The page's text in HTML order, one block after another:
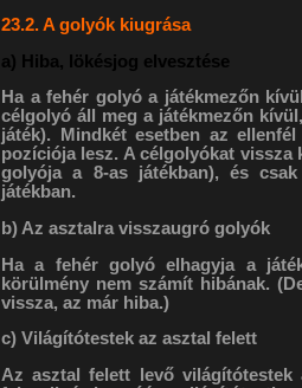
23.2. A golyók kiugrása
a) Hiba, lökésjog elvesztése
Ha a fehér golyó a játékmezőn
célgolyó áll meg a játékmezőn
játék). Mindkét esetben az
pozíciója lesz. A célgolyókat
golyója a 8-as játékban), és
játékban.
b) Az asztalra visszaugró golyók
Ha a fehér golyó elhagyja a
körülmény nem számít hibának.
vissza, az már hiba.)
c) Világítótestek az asztal felett
Az asztal felett levő